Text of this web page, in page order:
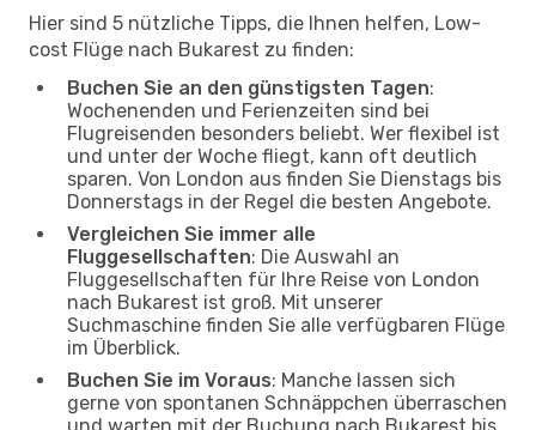
Hier sind 5 nützliche Tipps, die Ihnen helfen, Low-
cost Flüge nach Bukarest zu finden:
Buchen Sie an den günstigsten Tagen:
Wochenenden und Ferienzeiten sind bei
Flugreisenden besonders beliebt. Wer flexibel ist
und unter der Woche fliegt, kann oft deutlich
sparen. Von London aus finden Sie Dienstags bis
Donnerstags in der Regel die besten Angebote.
Vergleichen Sie immer alle
Fluggesellschaften: Die Auswahl an
Fluggesellschaften für Ihre Reise von London
nach Bukarest ist groß. Mit unserer
Suchmaschine finden Sie alle verfügbaren Flüge
im Überblick.
Buchen Sie im Voraus: Manche lassen sich
gerne von spontanen Schnäppchen überraschen